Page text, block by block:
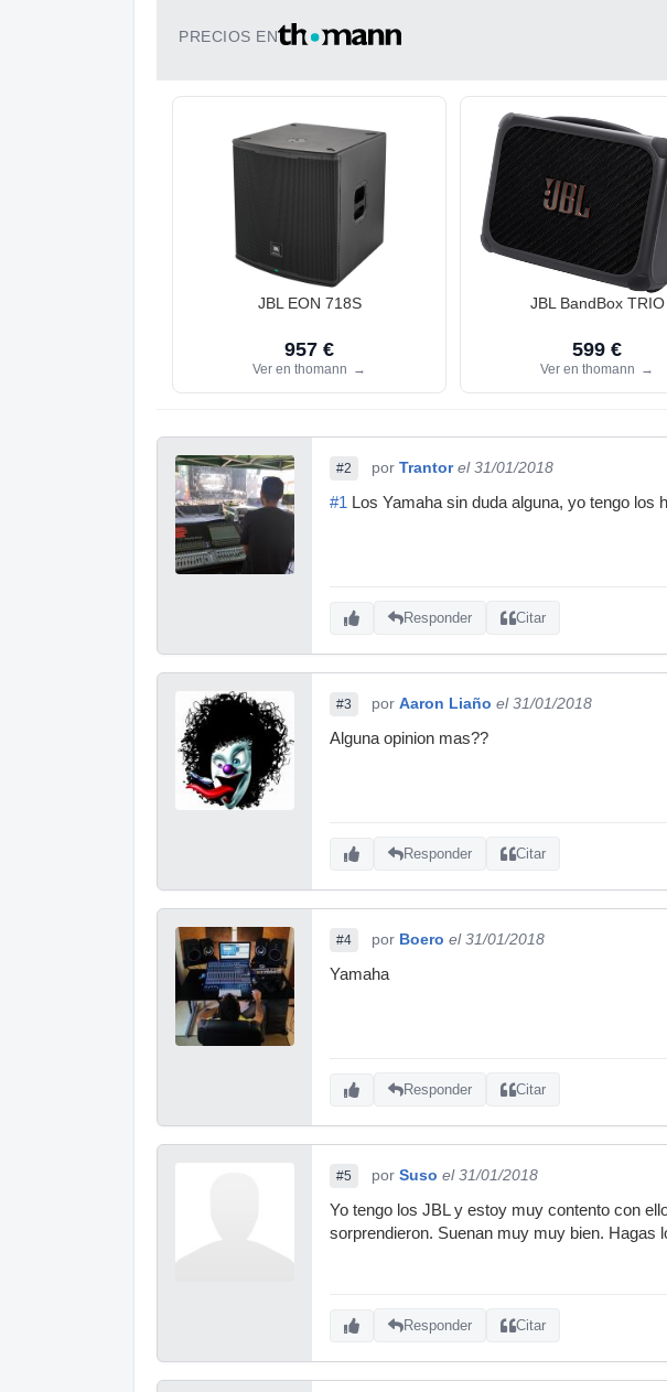
PRECIOS EN
JBL EON 718S
957 €
Ver en thomann →
JBL BandBox TRIO
599 €
Ver en thomann →
#2 por Trantor el 31/01/2018
#1 Los Yamaha sin duda alguna, yo tengo los
Responder Citar
#3 por Aaron Liaño el 31/01/2018
Alguna opinion mas??
Responder Citar
#4 por Boero el 31/01/2018
Yamaha
Responder Citar
#5 por Suso el 31/01/2018
Yo tengo los JBL y estoy muy contento con
sorprendieron. Suenan muy muy bien. Hagas
Responder Citar